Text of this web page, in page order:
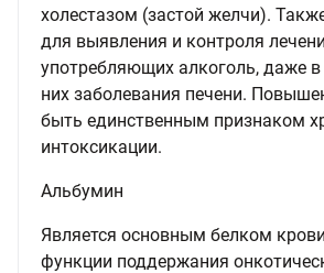
холестазом (застой желчи).
для выявления и контроля
употребляющих алкоголь, даже в
них заболевания печени.
быть единственным признаком
интоксикации.
Альбумин
Является основным белком
функции поддержания